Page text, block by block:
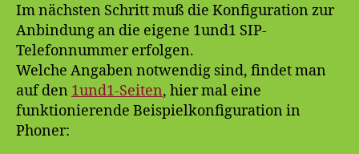
Im nächsten Schritt muß die Konfiguration zur
Anbindung an die eigene 1und1 SIP-
Telefonnummer erfolgen.
Welche Angaben notwendig sind, findet man
auf den 1und1-Seiten, hier mal eine
funktionierende Beispielkonfiguration in
Phoner: